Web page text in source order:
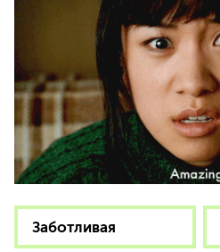
Заботливая